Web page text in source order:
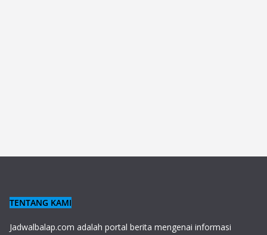
TENTANG KAMI
Jadwalbalap.com adalah portal berita mengenai informasi